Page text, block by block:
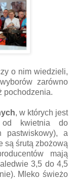
o nim wiedzieli,
zarówno
pochodzenia.
, w których jest
kwietnia do
pastwiskowy), a
są śrutą zbożową
mają
3,5 do 4,5
Mleko świeżo